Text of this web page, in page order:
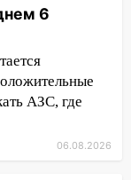
суд
на
6
АЗС, где
06.08.2026